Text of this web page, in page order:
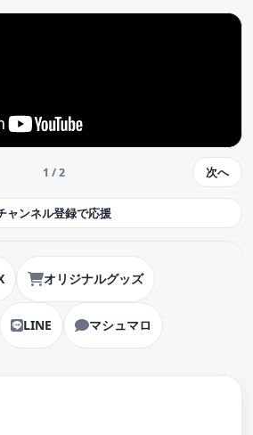
1 / 2 次へ
ャンネル登録で応援
オリジナルグッズ
LINE マシュマロ